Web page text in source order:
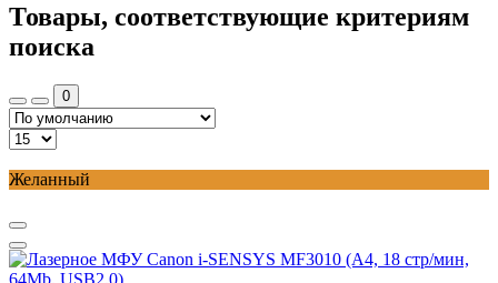
Товары, соответствующие критериям
поиска
0
Желанный